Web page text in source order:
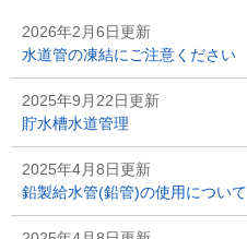
2026年2月6日更新
水道管の凍結にご注意ください
2025年9月22日更新
貯水槽水道管理
2025年4月8日更新
鉛製給水管(鉛管)の使用について